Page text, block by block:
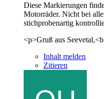
Diese Markierungen
Motorräder. Nicht bei
stichprobenartig
<p>Gruß aus
Inhalt melden
Zitieren